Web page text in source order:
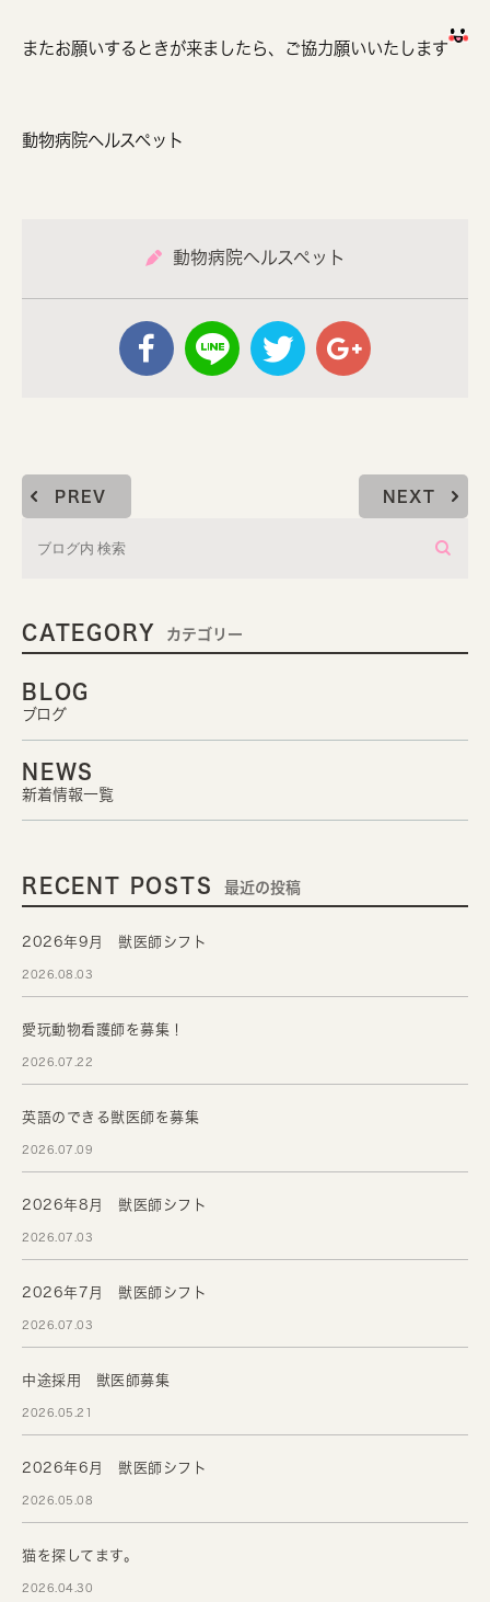
またお願いするときが来ましたら、ご協力願いいたします
動物病院ヘルスペット
動物病院ヘルスペット
PREV NEXT
CATEGORY カテゴリー
BLOG
ブログ
NEWS
新着情報一覧
RECENT POSTS 最近の投稿
2026年9月 獣医師シフト
2026.08.03
愛玩動物看護師を募集！
2026.07.22
英語のできる獣医師を募集
2026.07.09
2026年8月 獣医師シフト
2026.07.03
2026年7月 獣医師シフト
2026.07.03
中途採用 獣医師募集
2026.05.21
2026年6月 獣医師シフト
2026.05.08
猫を探してます。
2026.04.30